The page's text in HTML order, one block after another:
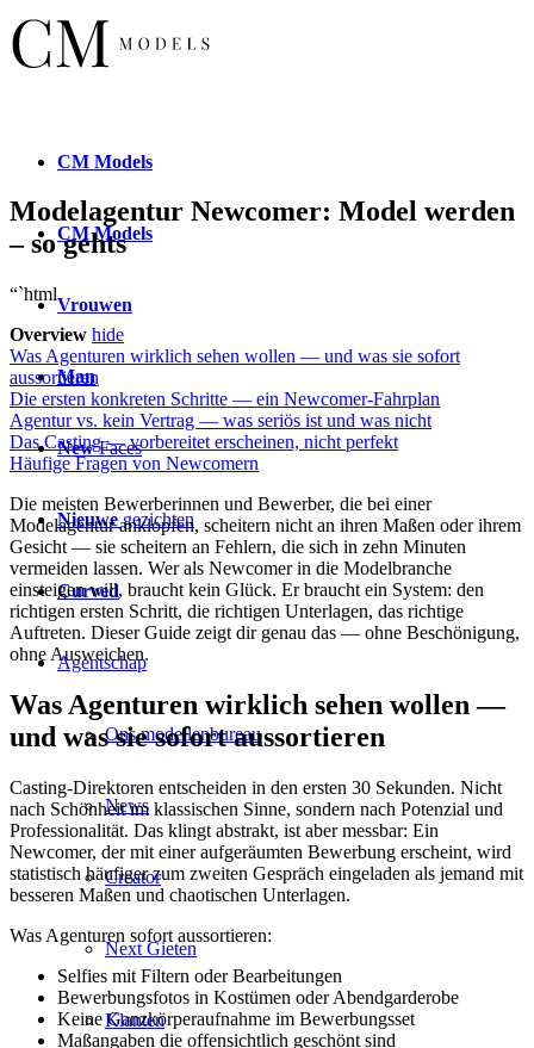
CM Models
CMModels
Vrouwen
Man
NewFaces
Nieuwegezichten
Curved
Agentschap
Ons modellenbureau
News
Creator
Next Gieten
Klanten
Modelagentur Newcomer: Model werden
– so gehts
“`html
Overview hide
Was Agenturen wirklich sehen wollen — und was sie sofort
aussortieren
Die ersten konkreten Schritte — ein Newcomer-Fahrplan
Agentur vs. kein Vertrag — was seriös ist und was nicht
Das Casting — vorbereitet erscheinen, nicht perfekt
Häufige Fragen von Newcomern
Die meisten Bewerberinnen und Bewerber, die bei einer
Modelagentur anklopfen, scheitern nicht an ihren Maßen oder ihrem
Gesicht — sie scheitern an Fehlern, die sich in zehn Minuten
vermeiden lassen. Wer als Newcomer in die Modelbranche
einsteigen will, braucht kein Glück. Er braucht ein System: den
richtigen ersten Schritt, die richtigen Unterlagen, das richtige
Auftreten. Dieser Guide zeigt dir genau das — ohne Beschönigung,
ohne Ausweichen.
Was Agenturen wirklich sehen wollen —
und was sie sofort aussortieren
Casting-Direktoren entscheiden in den ersten 30 Sekunden. Nicht
nach Schönheit im klassischen Sinne, sondern nach Potenzial und
Professionalität. Das klingt abstrakt, ist aber messbar: Ein
Newcomer, der mit einer aufgeräumten Bewerbung erscheint, wird
statistisch häufiger zum zweiten Gespräch eingeladen als jemand mit
besseren Maßen und chaotischen Unterlagen.
Was Agenturen sofort aussortieren:
Selfies mit Filtern oder Bearbeitungen
Bewerbungsfotos in Kostümen oder Abendgarderobe
Keine Ganzkörperaufnahme im Bewerbungsset
Maßangaben die offensichtlich geschönt sind